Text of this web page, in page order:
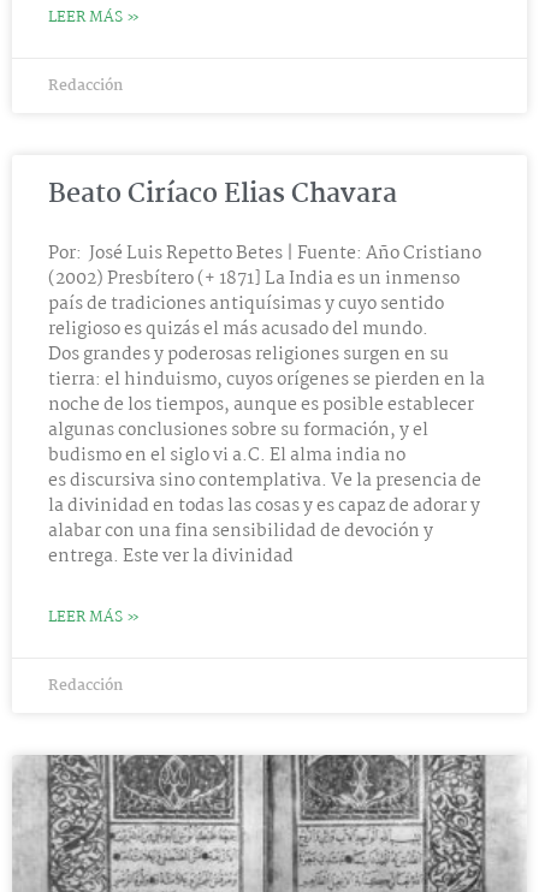
LEER MÁS »
Redacción
Beato Ciríaco Elias Chavara
Por: José Luis Repetto Betes | Fuente: Año Cristiano
(2002) Presbítero (+ 1871] La India es un inmenso
país de tradiciones antiquísimas y cuyo sentido
religioso es quizás el más acusado del mundo.
Dos grandes y poderosas religiones surgen en su
tierra: el hinduismo, cuyos orígenes se pierden en la
noche de los tiempos, aunque es posible establecer
algunas conclusiones sobre su formación, y el
budismo en el siglo vi a.C. El alma india no
es discursiva sino contemplativa. Ve la presencia de
la divinidad en todas las cosas y es capaz de adorar y
alabar con una fina sensibilidad de devoción y
entrega. Este ver la divinidad
LEER MÁS »
Redacción